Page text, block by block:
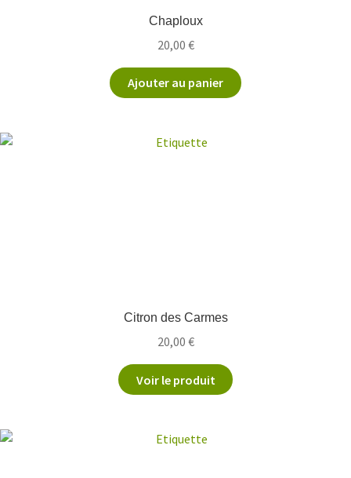
Chaploux
20,00 €
Ajouter au panier
Citron des Carmes
20,00 €
Voir le produit